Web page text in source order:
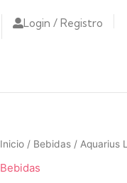
Login / Registro
Inicio / Bebidas / Aquarius
Bebidas